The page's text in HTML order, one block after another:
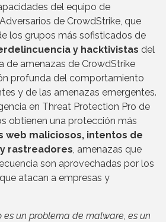
del equipo de
de CrowdStrike, que
los grupos más sofisticados de
y hacktivistas del
de amenazas de CrowdStrike
profunda del comportamiento
y de las amenazas emergentes.
en Threat Protection Pro de
obtienen una protección más
web maliciosos, intentos de
rastreadores , amenazas que
son aprovechadas por los
atacan a empresas y
un problema de malware, es un